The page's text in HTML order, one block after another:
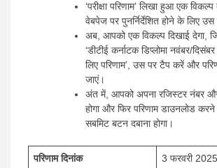
‘परीक्षा परिणाम’ लिखा हुआ एक
वेबपेज पर पुनर्निर्देशित होने के लिए
अब, आपको एक विकल्प दिखाई देगा,
‘डीटीई कर्नाटक डिप्लोमा नवंबर/
लिए परिणाम’, उस पर टैप करें और
जाएं।
अंत में, आपको अपना रजिस्टर नंबर
होगा और फिर परिणाम डाउनलोड
सबमिट बटन दबाना होगा।
परिणाम दिनांक 3 फरवरी 2025